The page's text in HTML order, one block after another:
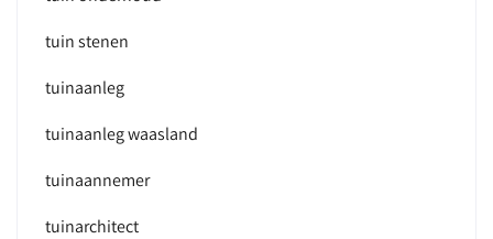
tuin stenen
tuinaanleg
tuinaanleg waasland
tuinaannemer
tuinarchitect